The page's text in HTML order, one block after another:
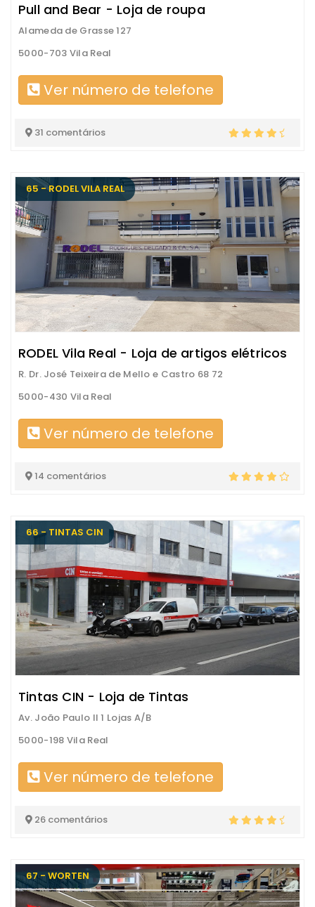
Pull and Bear - Loja de roupa
Alameda de Grasse 127
5000-703 Vila Real
Ver número de telefone
31 comentários
65 - RODEL VILA REAL
RODEL Vila Real - Loja de artigos elétricos
R. Dr. José Teixeira de Mello e Castro 68 72
5000-430 Vila Real
Ver número de telefone
14 comentários
66 - TINTAS CIN
Tintas CIN - Loja de Tintas
Av. João Paulo II 1 Lojas A/B
5000-198 Vila Real
Ver número de telefone
26 comentários
67 - WORTEN